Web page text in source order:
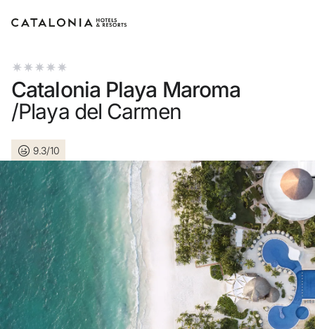
Inicia sessió al teu compte
Iniciar sessió
Has oblidat la teva contrasenya?
o utilitza una d'aquestes opcions
Entra amb Google
Inicia sessió només amb el mail
Catalonia Playa Maroma
/Playa del Carmen
9.3/10